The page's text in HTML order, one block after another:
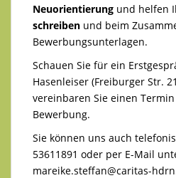
Neuorientierung und helfen
schreiben und beim
Bewerbungsunterlagen.
Schauen Sie für ein
Hasenleiser (Freiburger Str.
vereinbaren Sie einen
Bewerbung.
Sie können uns auch
53611891 oder per E-Mail
mareike.steffan@caritas-